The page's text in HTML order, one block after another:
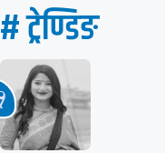
# ट्रेण्डिङ